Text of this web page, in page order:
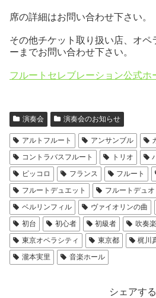
席の詳細はお問い合わせ下さい。
その他チケット取り扱い店、オペ
ーまでお問い合わせ下さい。
フルートセレブレーション公式ホ
演奏会 演奏会のお知らせ
アルトフルート アンサンブル
コントラバスフルート
トリオ
ピッコロ
フランス フルート
フルートデュエット
フルートデュオ
ベルリンフィル
ヴァイオリンの曲
初台
初心者 初級者 吹奏
東京オペラシティ
東京都 梶川
瀧本実里
音楽ホール
シェアする